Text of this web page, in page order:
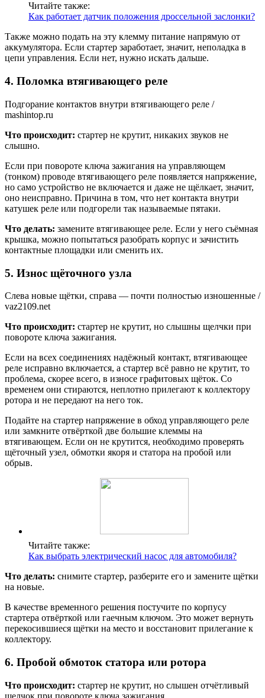
Читайте также:
Как работает датчик положения дроссельной заслонки?
Также можно подать на эту клемму питание напрямую от
аккумулятора. Если стартер заработает, значит, неполадка в
цепи управления. Если нет, нужно искать дальше.
4. Поломка втягивающего реле
Подгорание контактов внутри втягивающего реле /
mashintop.ru
Что происходит: стартер не крутит, никаких звуков не
слышно.
Если при повороте ключа зажигания на управляющем
(тонком) проводе втягивающего реле появляется напряжение,
но само устройство не включается и даже не щёлкает, значит,
оно неисправно. Причина в том, что нет контакта внутри
катушек реле или подгорели так называемые пятаки.
Что делать: замените втягивающее реле. Если у него съёмная
крышка, можно попытаться разобрать корпус и зачистить
контактные площадки или сменить их.
5. Износ щёточного узла
Слева новые щётки, справа — почти полностью изношенные /
vaz2109.net
Что происходит: стартер не крутит, но слышны щелчки при
повороте ключа зажигания.
Если на всех соединениях надёжный контакт, втягивающее
реле исправно включается, а стартер всё равно не крутит, то
проблема, скорее всего, в износе графитовых щёток. Со
временем они стираются, неплотно прилегают к коллектору
ротора и не передают на него ток.
Подайте на стартер напряжение в обход управляющего реле
или замкните отвёрткой две большие клеммы на
втягивающем. Если он не крутится, необходимо проверять
щёточный узел, обмотки якоря и статора на пробой или
обрыв.
Читайте также:
Как выбрать электрический насос для автомобиля?
Что делать: снимите стартер, разберите его и замените щётки
на новые.
В качестве временного решения постучите по корпусу
стартера отвёрткой или гаечным ключом. Это может вернуть
перекосившиеся щётки на место и восстановит прилегание к
коллектору.
6. Пробой обмоток статора или ротора
Что происходит: стартер не крутит, но слышен отчётливый
щелчок при повороте ключа зажигания.